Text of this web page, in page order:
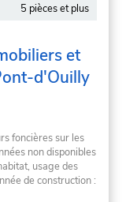
5 pièces et plus
et
d'Ouilly
foncières sur les
non disponibles
usage des
de construction :